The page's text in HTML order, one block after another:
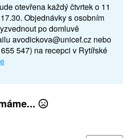
otevřena každý čtvrtek o 11
Objednávky s osobním
po domluvě
avodickova@unicef.cz nebo
547) na recepci v Rytířské